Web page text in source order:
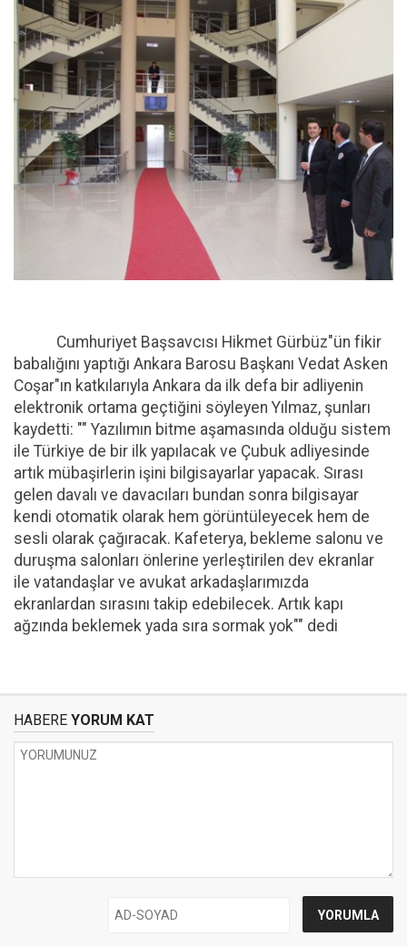
Cumhuriyet Başsavcısı Hikmet Gürbüz"ün fikir
babalığını yaptığı Ankara Barosu Başkanı Vedat Asken
Coşar"ın katkılarıyla Ankara da ilk defa bir adliyenin
elektronik ortama geçtiğini söyleyen Yılmaz, şunları
kaydetti: "" Yazılımın bitme aşamasında olduğu sistem
ile Türkiye de bir ilk yapılacak ve Çubuk adliyesinde
artık mübaşirlerin işini bilgisayarlar yapacak. Sırası
gelen davalı ve davacıları bundan sonra bilgisayar
kendi otomatik olarak hem görüntüleyecek hem de
sesli olarak çağıracak. Kafeterya, bekleme salonu ve
duruşma salonları önlerine yerleştirilen dev ekranlar
ile vatandaşlar ve avukat arkadaşlarımızda
ekranlardan sırasını takip edebilecek. Artık kapı
ağzında beklemek yada sıra sormak yok"" dedi
HABERE YORUM KAT